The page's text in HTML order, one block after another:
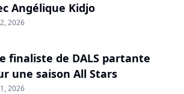
Angélique Kidjo
2026
finaliste de DALS partante
une saison All Stars
2026